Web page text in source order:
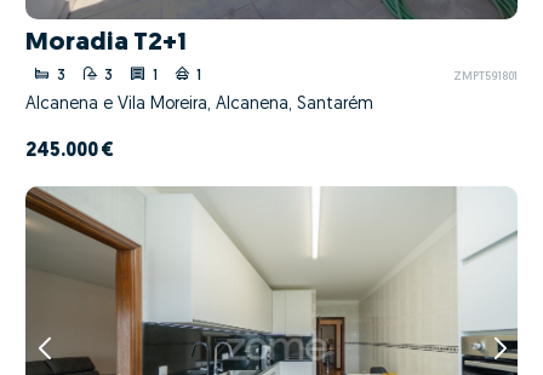
Moradia T2+1
3 3 1 1 ZMPT591801
Alcanena e Vila Moreira, Alcanena, Santarém
245.000 €